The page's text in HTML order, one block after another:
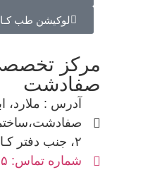
لوکیشن طب
مرکز
صفادشت
آدرس : ملارد،
۲، جنب دفتر کـاریابی آتیه نوین
شماره تماس: ۰۲۱۶۴۵۳۹۴۵۵